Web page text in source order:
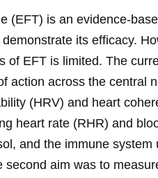
(EFT) is an evidence-
its efficacy.
of EFT is limited. The
action across the central
(HRV) and heart
heart rate (RHR) and
and the immune system
second aim was to